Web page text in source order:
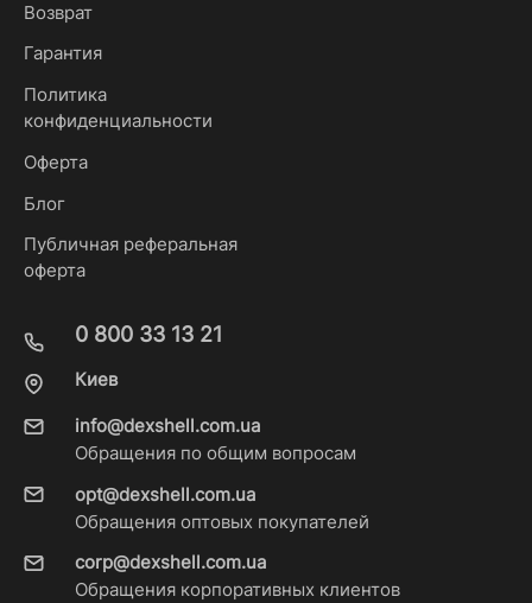
Возврат
Гарантия
Политика
конфиденциальности
Оферта
Блог
Публичная реферальная
оферта
0 800 33 13 21
Киев
info@dexshell.com.ua
Обращения по общим вопросам
opt@dexshell.com.ua
Обращения оптовых покупателей
corp@dexshell.com.ua
Обращения корпоративных клиентов